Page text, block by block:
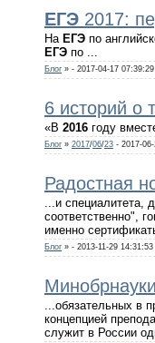
ЕГЭ 2017:
На ЕГЭ по
ЕГЭ по ...
Блог » - 2017-04-17 07:39:29
6 историй о
«В 2016 году
Блог » 2017/06/23 - 2017-
Радостная
...и специалитета,
соответственно",
именно
Блог » - 2013-11-29 14:31:53
...обязательных в
концепцией
служит в России